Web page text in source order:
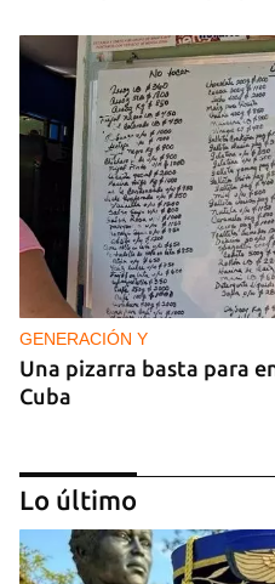
GENERACIÓN Y
Una pizarra basta para
Cuba
Lo último